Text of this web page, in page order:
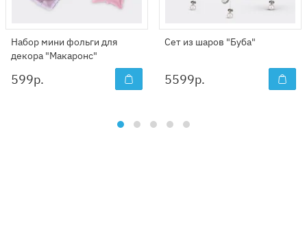
Набор мини фольги для
декора "Макаронс"
599р.
Сет из шаров "Буба"
5599р.